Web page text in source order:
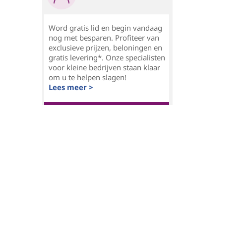
Word gratis lid en begin vandaag
nog met besparen. Profiteer van
exclusieve prijzen, beloningen en
gratis levering*. Onze specialisten
voor kleine bedrijven staan klaar
om u te helpen slagen!
Lees meer >